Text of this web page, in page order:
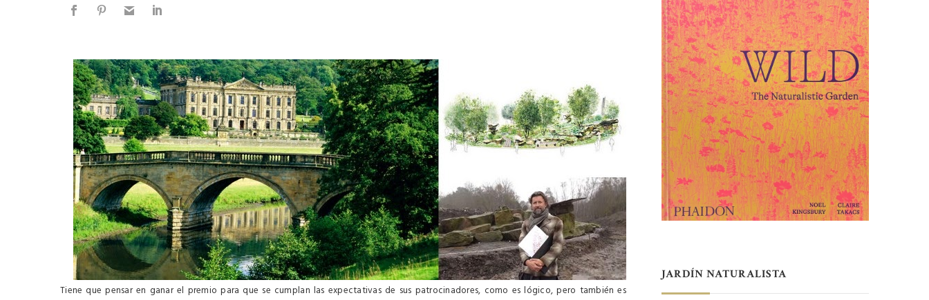
Tiene que pensar en ganar el premio para que se cumplan las expectativas de sus patrocinadores, como es lógico, pero también es
JARDÍN NATURALISTA